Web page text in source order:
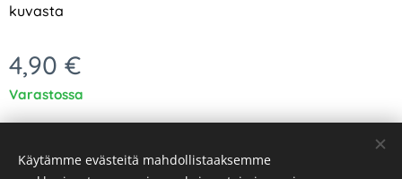
kuvasta
4,90 €
Varastossa
Käytämme evästeitä mahdollistaaksemme